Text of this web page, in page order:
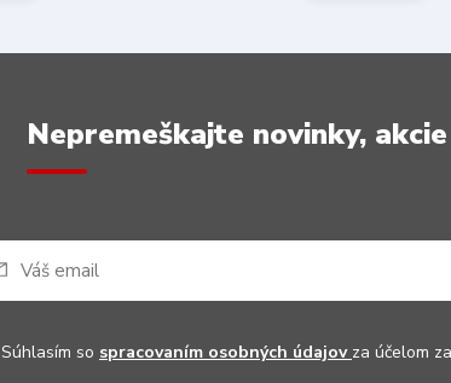
Nepremeškajte novinky,
Súhlasím so spracovaním osobných údajov za účelom